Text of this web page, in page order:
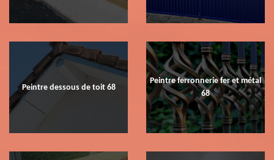
Peintre dessous de toit 68
Peintre ferronnerie fer et métal
68